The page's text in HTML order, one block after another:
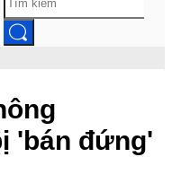
'bán đứng'